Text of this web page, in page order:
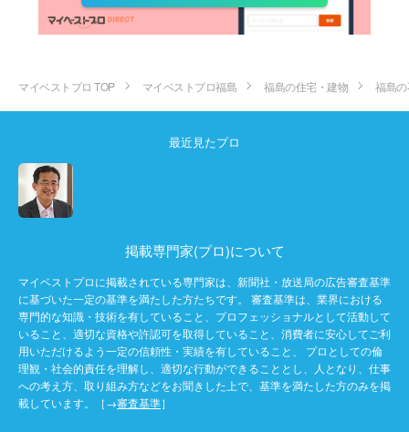
マイベストプロ TOP マイベストプロ福島 福島の住宅・建物 福島
最近見たプロ
掲載専門家(プロ)について
マイベストプロに掲載されている専門家は、新聞社・放送局の広告審査基準
に基づいた一定の基準を満たした方たちです。 審査基準は、業界における
専門的な知識・技術を有していること、プロフェッショナルとして活動して
いること、適切な資格や許認可を取得していること、消費者に安心してご利
用いただけるよう一定の信頼性・実績を有していること、 プロとしての倫
理観・社会的責任を理解し、適切な行動ができることとし、人となり、仕事
への考え方、取り組み方などをお聞きした上で、基準を満たした方のみを掲
載しています。［→審査基準］